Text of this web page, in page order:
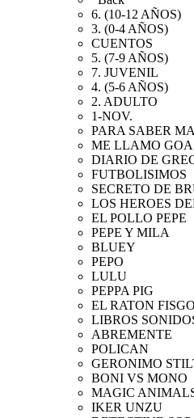
6. (10-12 AÑOS)
3. (0-4 AÑOS)
CUENTOS
5. (7-9 AÑOS)
7. JUVENIL
4. (5-6 AÑOS)
2. ADULTO
1-NOV.
PARA SABER
ME LLAMO GOA
DIARIO DE
FUTBOLISIMOS
SECRETO DE
LOS HEROES
EL POLLO PEPE
PEPE Y MILA
BLUEY
PEPO
LULU
PEPPA PIG
EL RATON
LIBROS
ABREMENTE
POLICAN
GERONIMO
BONI VS MONO
MAGIC
IKER UNZU